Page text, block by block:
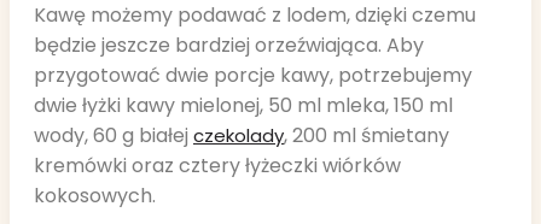
Kawę możemy podawać z lodem, dzięki czemu
będzie jeszcze bardziej orzeźwiająca. Aby
przygotować dwie porcje kawy, potrzebujemy
dwie łyżki kawy mielonej, 50 ml mleka, 150 ml
wody, 60 g białej czekolady, 200 ml śmietany
kremówki oraz cztery łyżeczki wiórków
kokosowych.